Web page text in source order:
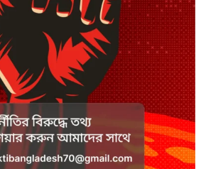
সাদা না বাদামি চিনি, কোনটি ভালো?
হাসানের ৪ উইকেটের দিনে ধুঁকছে
বাংলাদেশ